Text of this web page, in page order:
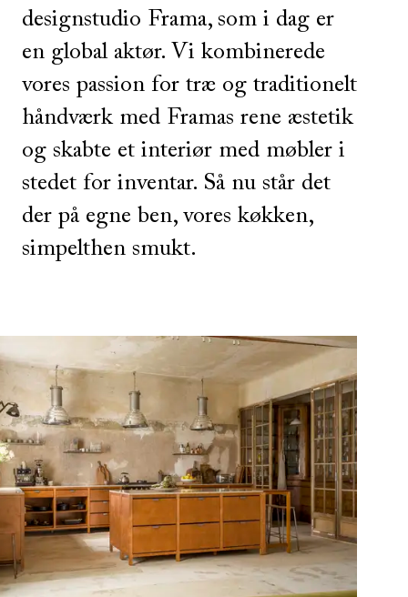
designstudio Frama, som i dag er
en global aktør. Vi kombinerede
vores passion for træ og traditionelt
håndværk med Framas rene æstetik
og skabte et interiør med møbler i
stedet for inventar. Så nu står det
der på egne ben, vores køkken,
simpelthen smukt.